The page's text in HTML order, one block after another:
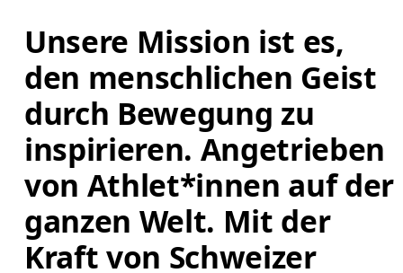
Unsere Mission ist es,
den menschlichen Geist
durch Bewegung zu
inspirieren. Angetrieben
von Athlet*innen auf der
ganzen Welt. Mit der
Kraft von Schweizer